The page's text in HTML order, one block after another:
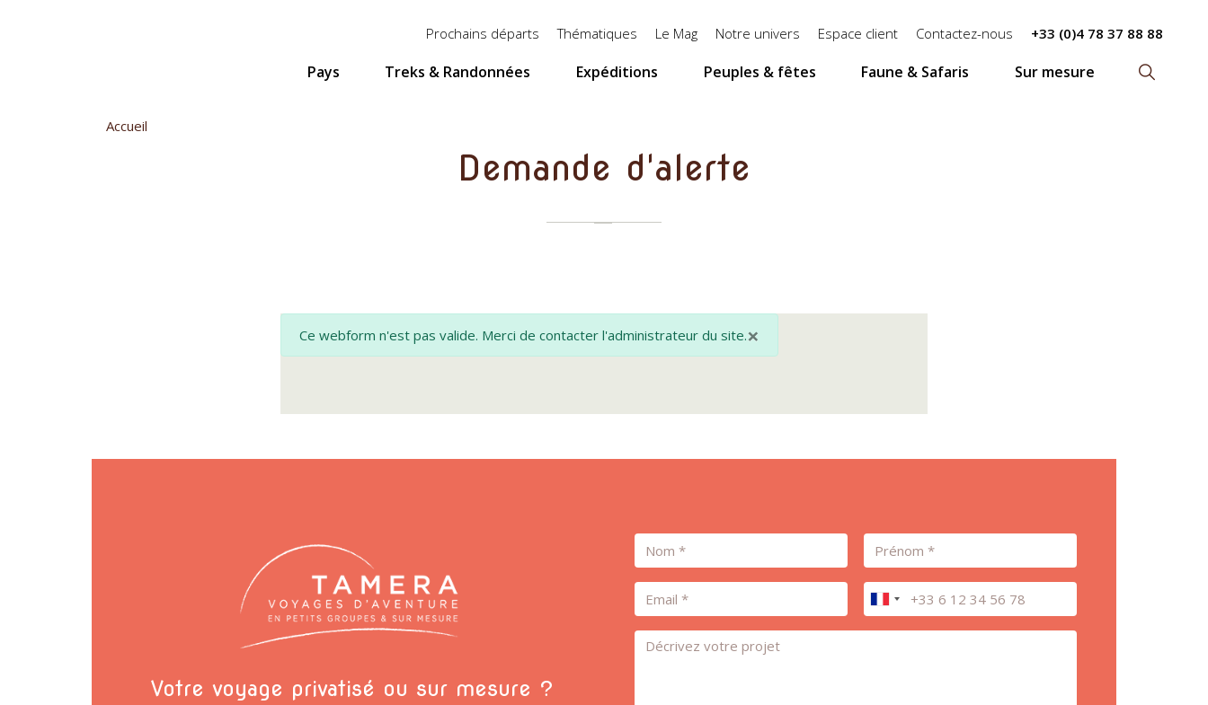
Menu
Prochains départs Thématiques Le Mag Notre univers Espace client Contactez-nous +33 (0)4 78 37 88 88
Pays Treks & Randonnées Expéditions Peuples & fêtes Faune & Safaris Sur mesure
Accueil
Demande d'alerte
×
Message
d'avertissement
Ce webform n'est pas valide. Merci de contacter l'administrateur du site.
Votre voyage privatisé ou sur mesure ?
Nom Prénom
Email Téléphone
Message *